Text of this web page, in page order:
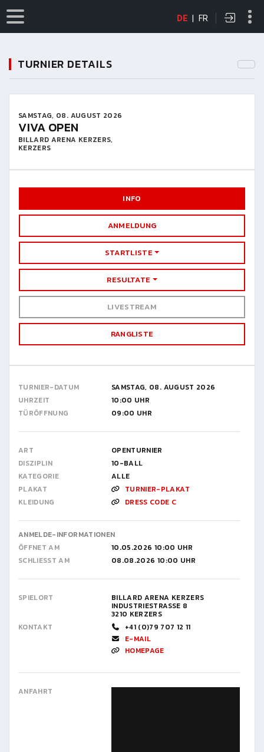
DE | FR
TURNIER DETAILS
SAMSTAG, 08. AUGUST 2026
VIVA OPEN
BILLARD ARENA KERZERS,
KERZERS
INFO
ANMELDUNG
STARTLISTE
RESULTATE
LIVESTREAM
RANGLISTE
TURNIER-DATUM
SAMSTAG, 08. AUGUST 2026
UHRZEIT
10:00 UHR
TÜRÖFFNUNG
09:00 UHR
ART
OPENTURNIER
DISZIPLIN
10-BALL
KATEGORIE
ALLE
PLAKAT
TURNIER-PLAKAT
KLEIDUNG
DRESS CODE C
ANMELDE-INFORMATIONEN
ÖFFNET AM
10.05.2026 10:00 UHR
SCHLIESST AM
08.08.2026 10:00 UHR
SPIELORT BILLARD ARENA KERZERS
INDUSTRIESTRASSE 8
3210 KERZERS
KONTAKT
+41 (0)79 707 12 11
E-MAIL
HOMEPAGE
ANFAHRT